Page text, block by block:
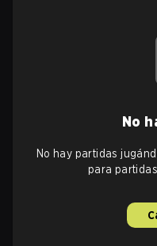
No
No hay partidas
para